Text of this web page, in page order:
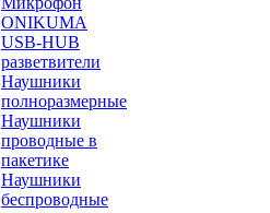
ONIKUMA
USB-HUB
разветвители
Наушники
полноразмерные
Наушники
проводные в
пакетике
Наушники
беспроводные